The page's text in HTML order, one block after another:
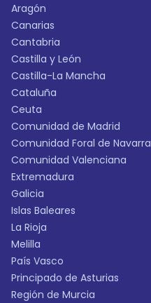
Aragón
Canarias
Cantabria
Castilla y León
Castilla-La Mancha
Cataluña
Ceuta
Comunidad de Madrid
Comunidad Foral de Navarra
Comunidad Valenciana
Extremadura
Galicia
Islas Baleares
La Rioja
Melilla
País Vasco
Principado de Asturias
Región de Murcia